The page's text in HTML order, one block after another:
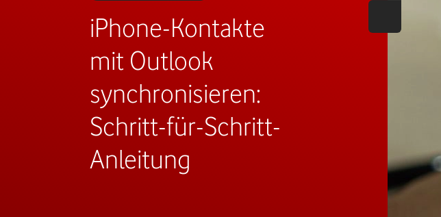
iPhone-Kontakte
mit Outlook
synchronisieren:
Schritt-für-Schritt-
Anleitung